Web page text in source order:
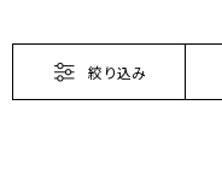
絞り込み